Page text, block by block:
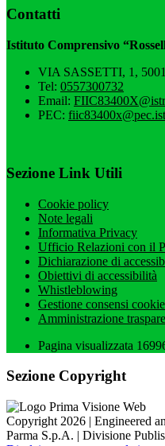
Contatti
Istituto Comprensivo
VIA SASSETTI, 1,
Tel: 0557300732
Email:
PEC:
Sezione Link Utili
Cookie policy
Note legali
Informativa Privacy
Ufficio Relazioni con il
Dichiarazione di
Obiettivi di accessibilità
Whistleblowing
Gestione consensi cookie
Amministrazione
Pagina visualizzata
Sezione Copyright
Copyright 2026 | Engineered
Parma S.p.A. | Divisione